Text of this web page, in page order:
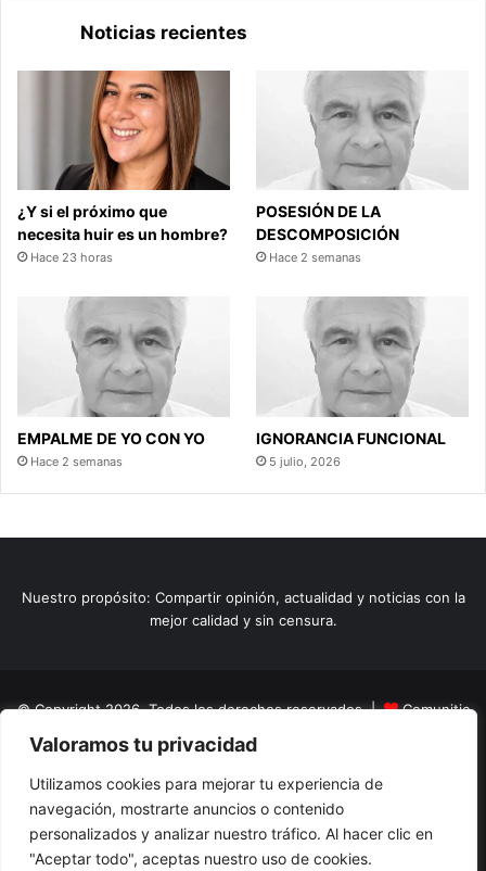
Valoramos tu privacidad
Utilizamos cookies para mejorar tu experiencia de
navegación, mostrarte anuncios o contenido
personalizados y analizar nuestro tráfico. Al hacer clic en
"Aceptar todo", aceptas nuestro uso de cookies.
Noticias recientes
¿Y si el próximo que
necesita huir es un hombre?
Hace 23 horas
POSESIÓN DE LA
DESCOMPOSICIÓN
Hace 2 semanas
EMPALME DE YO CON YO
Hace 2 semanas
IGNORANCIA FUNCIONAL
5 julio, 2026
Nuestro propósito: Compartir opinión, actualidad y noticias con la
mejor calidad y sin censura.
© Copyright 2026, Todos los derechos reservados |
Comunitic
SAS BICNit 901228106
Home
Actualidad Variedades Opinion Turismo
El Tinteadero
Caricaturas Reportajes
FacebookYouTubeInstagram